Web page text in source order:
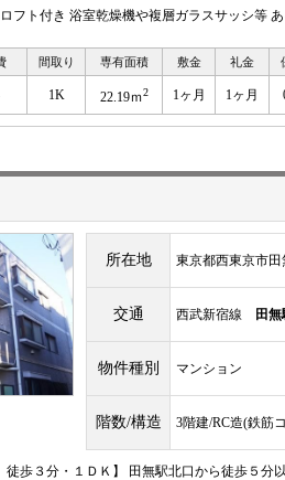
フト付き 浴室乾燥機や複層ガラスサッシ等 あ
間取り 専有面積 敷金 礼金
1K 22.19ｍ2 1ヶ月 1ヶ月
所在地 東京都西東京市田
交通 西武新宿線 田無
物件種別 マンション
階数/構造 3階建/RC造(鉄筋
歩３分・１ＤＫ】 田無駅北口から徒歩５分